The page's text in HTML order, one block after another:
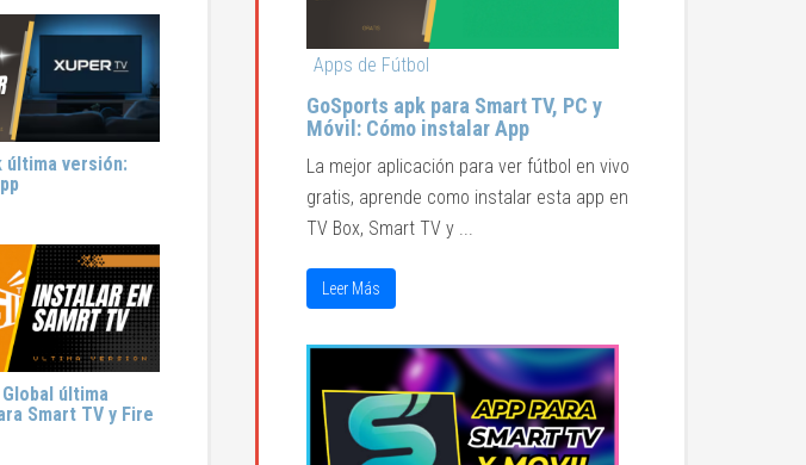
última versión:
última
Smart TV y Fire
Apps de Fútbol
GoSports apk para Smart TV, PC y
Móvil: Cómo instalar App
La mejor aplicación para ver fútbol en vivo
gratis, aprende como instalar esta app en
TV Box, Smart TV y ...
Leer Más